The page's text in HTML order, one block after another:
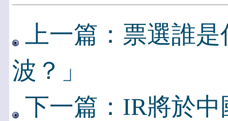
上一篇：票選誰
波？」
下一篇：IR將於